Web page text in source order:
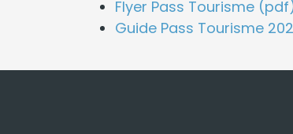
Flyer Pass Tourisme
Guide Pass Tourisme